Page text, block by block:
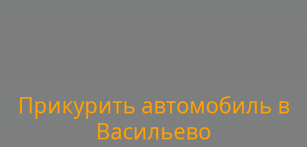
Прикурить автомобиль в
Васильево